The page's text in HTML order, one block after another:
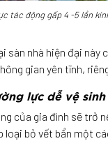
tác động gấp 4 -5 lần
nhà hiện đại này
gian yên tĩnh,
lực dễ vệ sinh
của gia đình sẽ trở
bỏ vết bẩn một